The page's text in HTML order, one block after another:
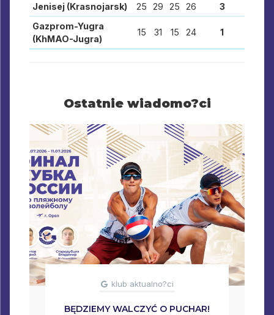
Jenisej (Krasnojarsk)
25 29 25 26
3
Gazprom-Yugra
(KhMAO-Jugra)
15 31 15 24 1
Ostatnie wiadomo?ci
klub aktualno?ci
BĘDZIEMY WALCZYĆ O PUCHAR!